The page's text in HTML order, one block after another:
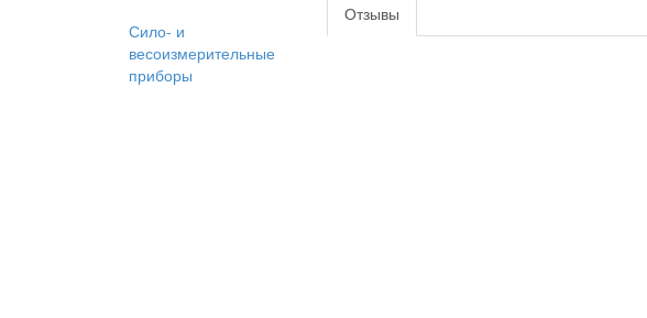
Сило- и
весоизмерительные
приборы
Отзывы